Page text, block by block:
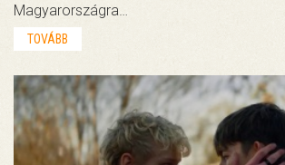
Magyarországra…
TOVÁBB